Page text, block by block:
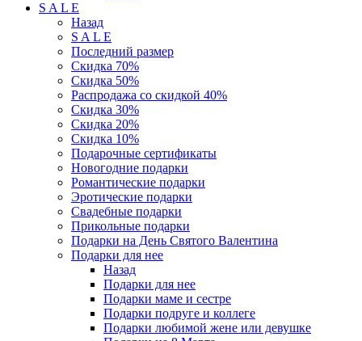
S A L E
Назад
S A L E
Последний размер
Скидка 70%
Скидка 50%
Распродажа со скидкой 40%
Скидка 30%
Скидка 20%
Скидка 10%
Подарочные сертификаты
Новогодние подарки
Романтические подарки
Эротические подарки
Свадебные подарки
Прикольные подарки
Подарки на День Святого Валентина
Подарки для нее
Назад
Подарки для нее
Подарки маме и сестре
Подарки подруге и коллеге
Подарки любимой жене или девушке